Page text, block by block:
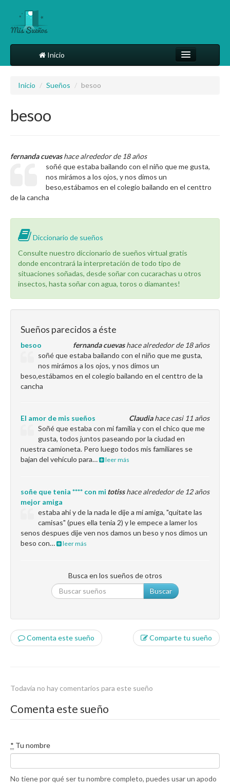
Inicio
Más
Inicio / Sueños / besoo
besoo
fernanda cuevashace alrededor de 18 años
soñé que estaba bailando con el niño que me gusta,
nos mirámos a los ojos, y nos dimos un
beso,estábamos en el colegio bailando en el centtro
de la cancha
Diccionario de sueños
Consulte nuestro diccionario de sueños virtual gratis
donde encontrará la interpretación de todo tipo de
situaciones soñadas, desde soñar con cucarachas u otros
insectos, hasta soñar con agua, toros o diamantes!
Sueños parecidos a éste
fernanda cuevashace alrededor de 18 años
besoo
soñé que estaba bailando con el niño que me gusta,
nos mirámos a los ojos, y nos dimos un
beso,estábamos en el colegio bailando en el centtro de la
cancha
Claudiahace casi 11 años
El amor de mis sueños
Soñé que estaba con mi familia y con el chico que me
gusta, todos juntos paseando por la ciudad en
nuestra camioneta. Pero luego todos mis familiares se
bajan del vehículo para…
leer más
totisshace alrededor de 12 años
soñe que tenia **** con mi
mejor amiga
estaba ahi y de la nada le dije a mi amiga, "quítate las
camisas" (pues ella tenia 2) y le empece a lamer los
senos despues dije ven nos damos un beso y nos dimos un
beso con…
leer más
Busca en los sueños de otros
Buscar
Comenta este sueño Comparte tu sueño
Todavía no hay comentarios para este sueño
Comenta este sueño
* Tu nombre
No tiene por qué ser tu nombre completo, puedes usar un apodo